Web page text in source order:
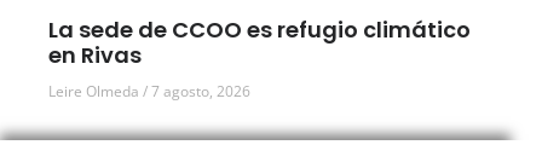
La sede de CCOO es refugio climático
en Rivas
Leire Olmeda 7 agosto, 2026